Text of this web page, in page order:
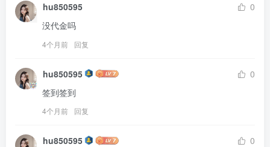
hu850595
0
没代金吗
4个月前 回复
hu850595
0
签到签到
4个月前 回复
hu850595
0